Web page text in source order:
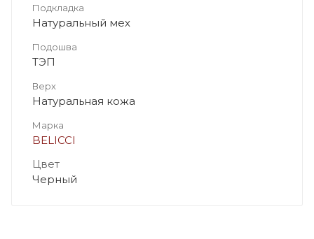
Подкладка
Натуральный мех
Подошва
ТЭП
Верх
Натуральная кожа
Марка
BELICCI
Цвет
Черный